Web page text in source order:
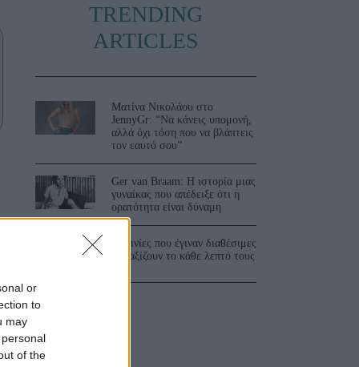
or
to
may
of the
TRENDING
ARTICLES
Ματίνα Νικολάου στο
JennyGr: “Να κάνεις υπομονή,
αλλά όχι τόση που να βλάπτεις
τον εαυτό σου”
Ger van Braam: Η ιστορία μιας
γυναίκας που απέδειξε ότι η
ορατότητα είναι δύναμη
3 ταινίες που έγιναν διαθέσιμες
και αξίζουν το κάθε λεπτό τους